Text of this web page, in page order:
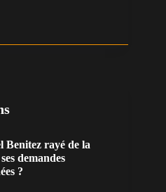
Benitez rayé de la
demandes
?